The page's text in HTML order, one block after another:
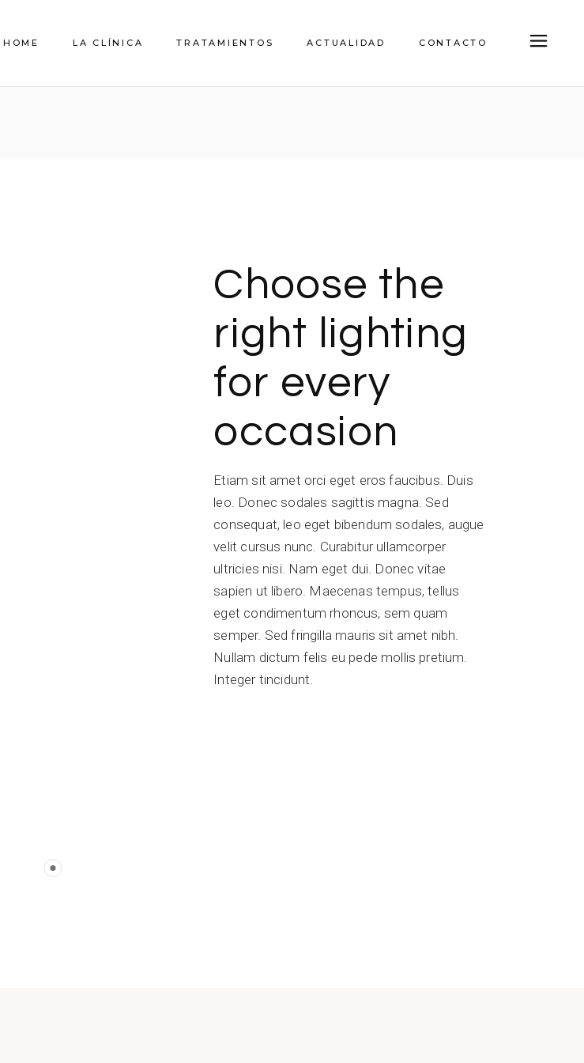
HOME LA CLÍNICA TRATAMIENTOS ACTUALIDAD CONTACTO
Choose the
right lighting
for every
occasion
Etiam sit amet orci eget eros faucibus. Duis
leo. Donec sodales sagittis magna. Sed
consequat, leo eget bibendum sodales, augue
velit cursus nunc. Curabitur ullamcorper
ultricies nisi. Nam eget dui. Donec vitae
sapien ut libero. Maecenas tempus, tellus
eget condimentum rhoncus, sem quam
semper. Sed fringilla mauris sit amet nibh.
Nullam dictum felis eu pede mollis pretium.
Integer tincidunt.